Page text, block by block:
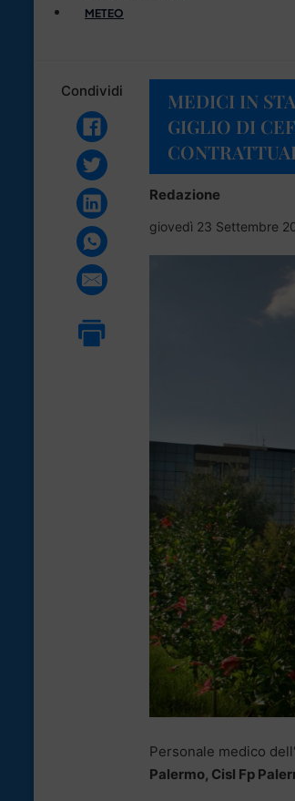
METEO
Condividi
MEDICI IN
GIGLIO DI
Redazione
giovedì 23 Settembre
Personale medico dell
Palermo, Cisl Fp